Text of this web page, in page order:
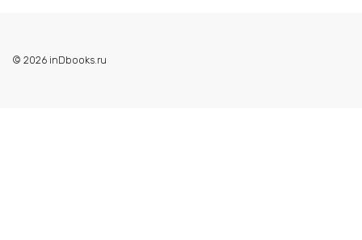
© 2026 inDbooks.ru